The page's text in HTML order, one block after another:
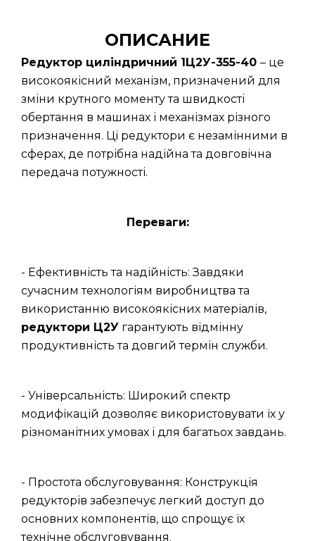
ОПИСАНИЕ
Редуктор циліндричний 1Ц2У-355-40 – це
високоякісний механізм, призначений для
зміни крутного моменту та швидкості
обертання в машинах і механізмах різного
призначення. Ці редуктори є незамінними в
сферах, де потрібна надійна та довговічна
передача потужності.
Переваги:
- Ефективність та надійність: Завдяки
сучасним технологіям виробництва та
використанню високоякісних матеріалів,
редуктори Ц2У гарантують відмінну
продуктивність та довгий термін служби.
- Універсальність: Широкий спектр
модифікацій дозволяє використовувати їх у
різноманітних умовах і для багатьох завдань.
- Простота обслуговування: Конструкція
редукторів забезпечує легкий доступ до
основних компонентів, що спрощує їх
технічне обслуговування.